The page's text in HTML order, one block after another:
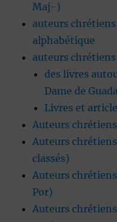
Maj-)
auteurs
alphabétique
auteurs
des livres
Dame de
Livres et
Auteurs
Auteurs
classés)
Auteurs
Por)
Auteurs